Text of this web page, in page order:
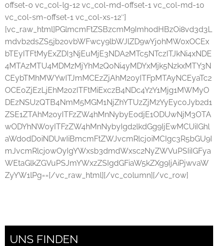
offset-0 vc_col-lg-12 vc_col-md-offset-1 vc_col-md-10
vc_col-sm-offset-1 vc_col-xs-12″]
[vc_raw_html]PGlmcmFtZSBzcmM9Imh0dHBzOi8vd3d3L
mdvb2dsZS5jb20vbWFwcy9lbWJlZD9wYj0hMW0xOCEx
bTEyITFtMyExZDI3NjEuMjE3NDA2MTc5NTczITJkNi4xNDE
4MTAzMTU4MDMzMjYhM2Q0Ni4yMDYxMjk5NzkxMTY3N
CEybTMhMWYwITJmMCEzZjAhM20yITFpMTAyNCEyaTc2
OCE0ZjEzLjEhM20zITFtMiExczB4NDc4YzY1Mjg1MWMyO
DEzNSUzQTB4NmM5MGM1NjZhYTUzZjMzYyEyc0Jyb2d1
ZSE1ZTAhM20yITFzZW4hMnNybyE0djE1ODUwNjM3OTA
wODYhNW0yITFzZW4hMnNybyIgd2lkdGg9IjEwMCUiIGhl
aWdodD0iNDUwIiBmcmFtZWJvcmRlcj0iMCIgc3R5bGU9I
mJvcmRlcjowOyIgYWxsb3dmdWxsc2NyZWVuPSIiIGFya
WEtaGlkZGVuPSJmYWxzZSIgdGFiaW5kZXg9IjAiPjwvaW
ZyYW1lPg==[/vc_raw_html][/vc_column][/vc_row]
UNS FINDEN